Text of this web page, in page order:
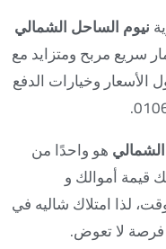
نيوم الساحل الشمالي
سريع مربح ومتزايد مع
وخيارات الدفع
هو واحدًا من
قيمة أموالك و
لذا امتلاك شاليه في
فرصة لا تعوض.